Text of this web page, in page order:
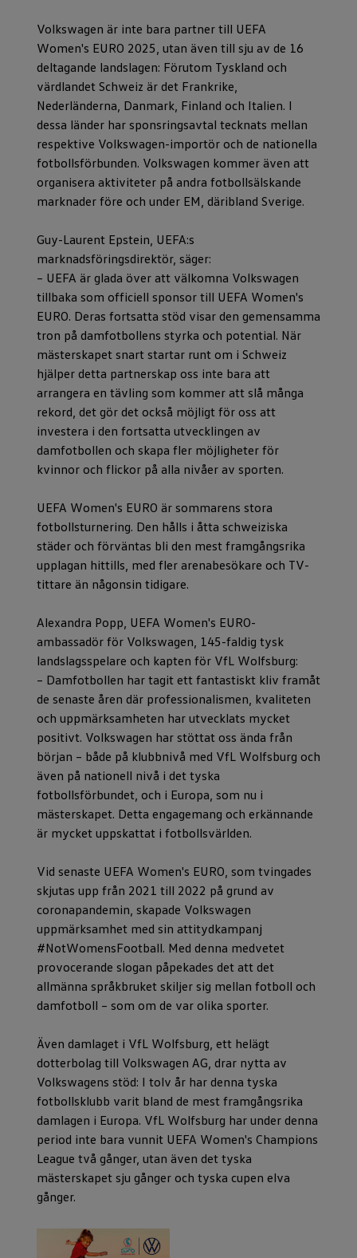
Volkswagen är inte bara partner till UEFA
Women's EURO 2025, utan även till sju av de 16
deltagande landslagen: Förutom Tyskland och
värdlandet Schweiz är det Frankrike,
Nederländerna, Danmark, Finland och Italien. I
dessa länder har sponsringsavtal tecknats mellan
respektive Volkswagen-importör och de nationella
fotbollsförbunden. Volkswagen kommer även att
organisera aktiviteter på andra fotbollsälskande
marknader före och under EM, däribland Sverige.
Guy-Laurent Epstein, UEFA:s
marknadsföringsdirektör, säger:
– UEFA är glada över att välkomna Volkswagen
tillbaka som officiell sponsor till UEFA Women's
EURO. Deras fortsatta stöd visar den gemensamma
tron på damfotbollens styrka och potential. När
mästerskapet snart startar runt om i Schweiz
hjälper detta partnerskap oss inte bara att
arrangera en tävling som kommer att slå många
rekord, det gör det också möjligt för oss att
investera i den fortsatta utvecklingen av
damfotbollen och skapa fler möjligheter för
kvinnor och flickor på alla nivåer av sporten.
UEFA Women's EURO är sommarens stora
fotbollsturnering. Den hålls i åtta schweiziska
städer och förväntas bli den mest framgångsrika
upplagan hittills, med fler arenabesökare och TV-
tittare än någonsin tidigare.
Alexandra Popp, UEFA Women's EURO-
ambassadör för Volkswagen, 145-faldig tysk
landslagsspelare och kapten för VfL Wolfsburg:
– Damfotbollen har tagit ett fantastiskt kliv framåt
de senaste åren där professionalismen, kvaliteten
och uppmärksamheten har utvecklats mycket
positivt. Volkswagen har stöttat oss ända från
början – både på klubbnivå med VfL Wolfsburg och
även på nationell nivå i det tyska
fotbollsförbundet, och i Europa, som nu i
mästerskapet. Detta engagemang och erkännande
är mycket uppskattat i fotbollsvärlden.
Vid senaste UEFA Women's EURO, som tvingades
skjutas upp från 2021 till 2022 på grund av
coronapandemin, skapade Volkswagen
uppmärksamhet med sin attitydkampanj
#NotWomensFootball. Med denna medvetet
provocerande slogan påpekades det att det
allmänna språkbruket skiljer sig mellan fotboll och
damfotboll – som om de var olika sporter.
Även damlaget i VfL Wolfsburg, ett helägt
dotterbolag till Volkswagen AG, drar nytta av
Volkswagens stöd: I tolv år har denna tyska
fotbollsklubb varit bland de mest framgångsrika
damlagen i Europa. VfL Wolfsburg har under denna
period inte bara vunnit UEFA Women's Champions
League två gånger, utan även det tyska
mästerskapet sju gånger och tyska cupen elva
gånger.